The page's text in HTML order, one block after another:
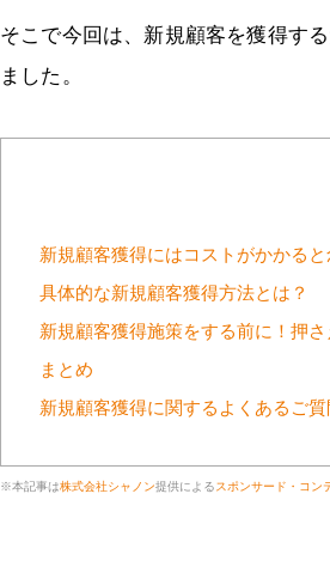
そこで今回は、新規顧客を獲得す
ました。
新規顧客獲得にはコストがかかると
具体的な新規顧客獲得方法とは？
新規顧客獲得施策をする前に！押
まとめ
新規顧客獲得に関するよくあるご質
※本記事は株式会社シャノン提供によるスポンサード・コン